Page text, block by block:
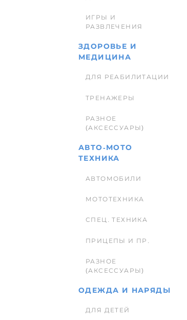
ИГРЫ И
РАЗВЛЕЧЕНИЯ
ЗДОРОВЬЕ И
МЕДИЦИНА
ДЛЯ РЕАБИЛИТАЦИИ
ТРЕНАЖЕРЫ
РАЗНОЕ
(АКСЕССУАРЫ)
АВТО-МОТО
ТЕХНИКА
АВТОМОБИЛИ
МОТОТЕХНИКА
СПЕЦ. ТЕХНИКА
ПРИЦЕПЫ И ПР.
РАЗНОЕ
(АКСЕССУАРЫ)
ОДЕЖДА И НАРЯДЫ
ДЛЯ ДЕТЕЙ